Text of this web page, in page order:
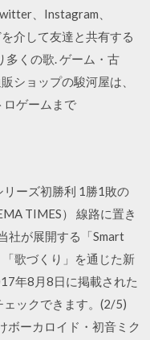
、Instagram、
介して友達と共有する
多くの歌. ゲーム・古
ショップの駿河屋は、
ロゲームまで
ーズ初勝利 1勝1敗の
TIMES） 線路に置き
社が展開する「Smart
歌づくり」を通じた新
年8月8日に掲載された
ックできます。(2/5)
ボーカロイド・初音ミク